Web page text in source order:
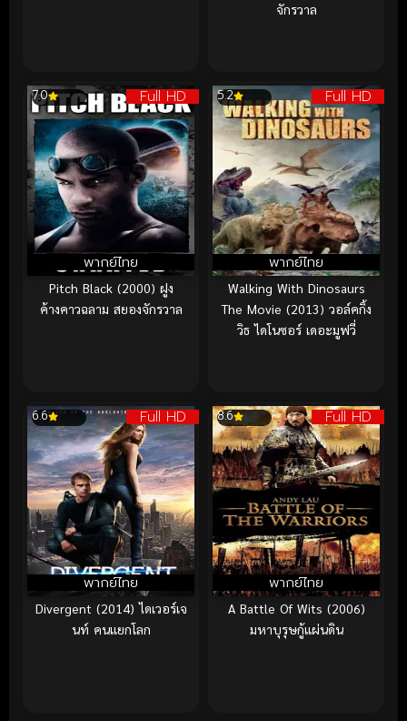
จักรวาล
Full HD
พากย์ไทย
7.0
Pitch Black (2000) ฝูง
ค้างคาวฉลาม สยองจักรวาล
Full HD
พากย์ไทย
5.2
Walking With Dinosaurs
The Movie (2013) วอล์คกิ้ง
วิธ ไดโนซอร์ เดอะมูฟวี่
Full HD
พากย์ไทย
6.6
Divergent (2014) ไดเวอร์เจ
นท์ คนแยกโลก
Full HD
พากย์ไทย
8.6
A Battle Of Wits (2006)
มหาบุรุษกู้แผ่นดิน